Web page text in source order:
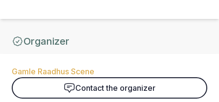
Organizer
Gamle Raadhus Scene
Contact the organizer